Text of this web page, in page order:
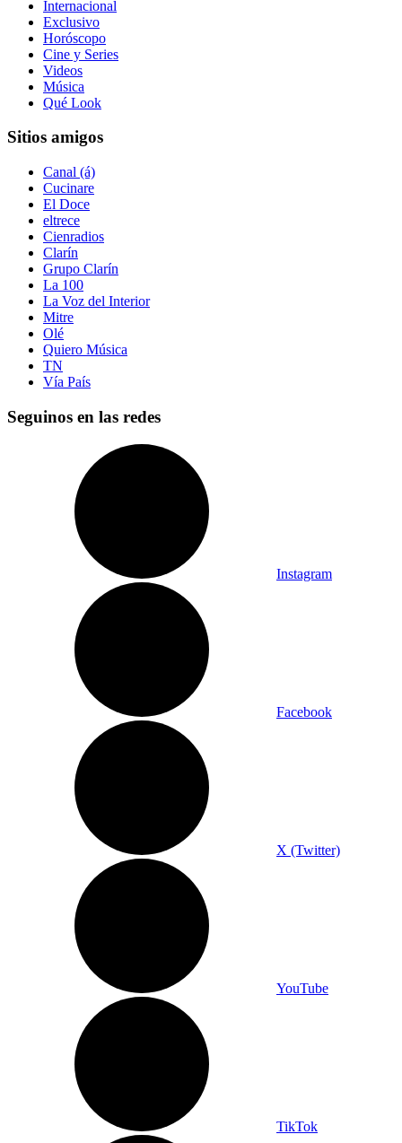
Internacional
Exclusivo
Horóscopo
Cine y Series
Videos
Música
Qué Look
Sitios amigos
Canal (á)
Cucinare
El Doce
eltrece
Cienradios
Clarín
Grupo Clarín
La 100
La Voz del Interior
Mitre
Olé
Quiero Música
TN
Vía País
Seguinos en las redes
Instagram
Facebook
X (Twitter)
YouTube
TikTok